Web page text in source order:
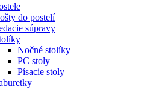
do postelí
súpravy
Nočné stolíky
PC stoly
Písacie stoly